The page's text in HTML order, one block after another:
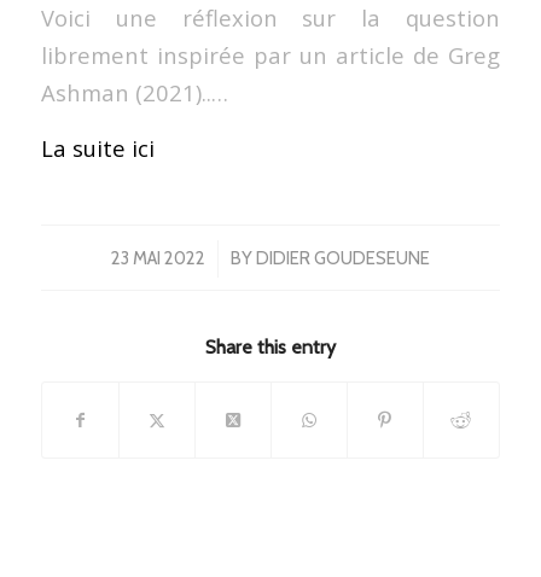
Voici une réflexion sur la question
librement inspirée par un article de Greg
Ashman (2021)..…
La suite ici
23 MAI 2022
/ BYDIDIER GOUDESEUNE
Share this entry